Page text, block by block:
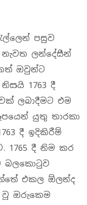
පසුව
ලන්දේසීන්
ඔවුන්ට
1763 දී
ලබාදීමට එම
යුතු තාරකා
දී ඉදිකිරීම්
1765 දී නිම කර
බලකොටුව
එකල ඕලන්ද
වූ ඔරුකෙම